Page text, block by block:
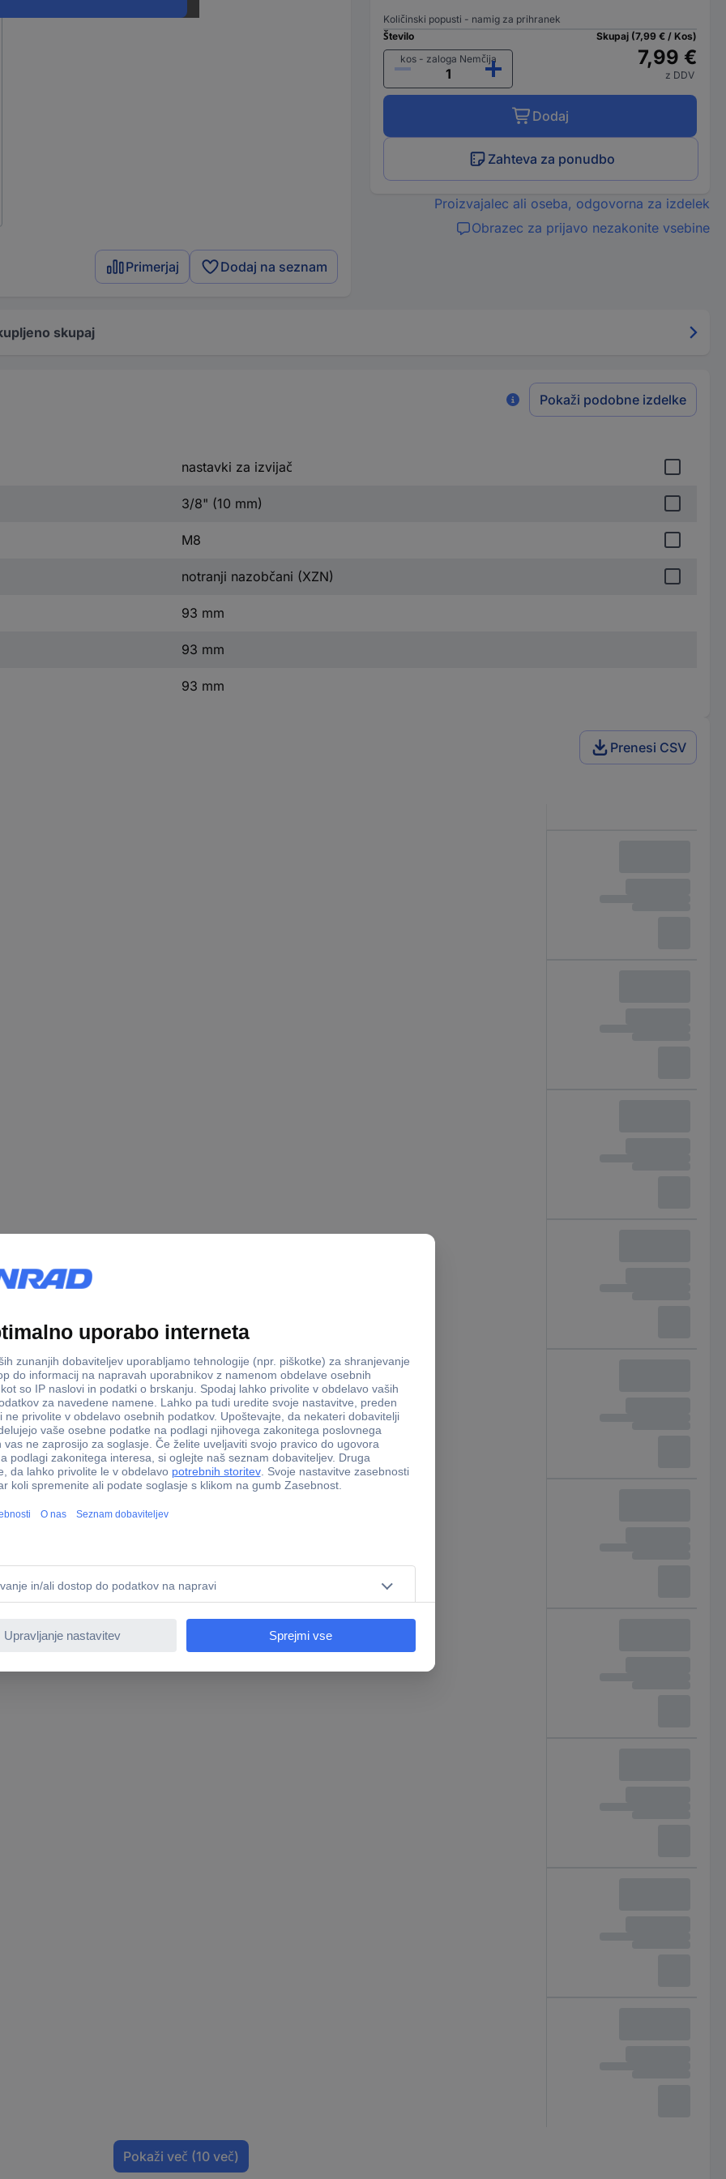
Primerjaj Dodaj na seznam
Količinski popusti - namig za prihranek
Število
kos - zaloga Nemčija
Skupaj (7,99 € / Kos)
7,99 €
z DDV
Dodaj
Zahteva za ponudbo
Proizvajalec ali oseba, odgovorna za izdelek
Obrazec za prijavo nezakonite vsebine
skupaj
Pokaži podobne izdelke
nastavki za izvijač
3/8" (10 mm)
M8
notranji nazobčani (XZN)
93 mm
93 mm
93 mm
Prenesi CSV
Pokaži več (10 več)